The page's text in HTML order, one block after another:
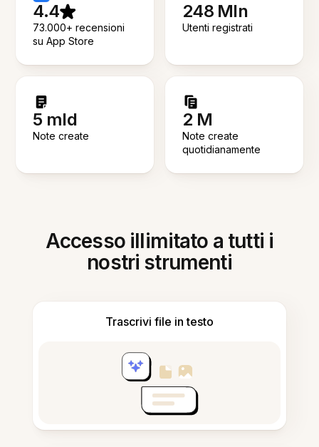
4.4
73.000+ recensioni
su App Store
248 Mln
Utenti registrati
5 mld
Note create
2 M
Note create
quotidianamente
Accesso illimitato a tutti i
nostri strumenti
Trascrivi file in testo